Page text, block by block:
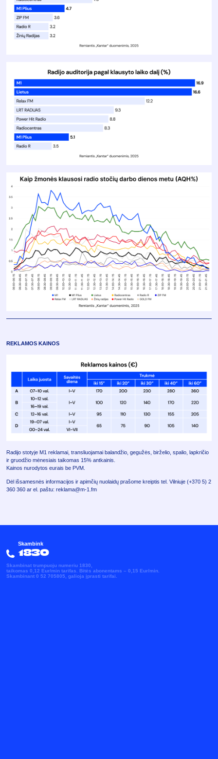
REKLAMOS KAINOS
Radijo stotyje M1 reklamai, transliuojamai balandžio, gegužės, birželio, spalio, lapkričio
ir gruodžio mėnesiais taikomas 15% antkainis.
Kainos nurodytos eurais be PVM.
Dėl išsamesnės informacijos ir apimčių nuolaidų prašome kreiptis tel. Vilniuje (+370 5) 2
360 360 ar el. paštu: reklama@m-1.fm
Skambink
1830
Skambinat trumpuoju numeriu 1830,
taikomas 0,12 Eur/min tarifas. Bitės abonentams – 0,15 Eur/min.
Skambinant 0 52 705805, galioja įprasti tarifai.